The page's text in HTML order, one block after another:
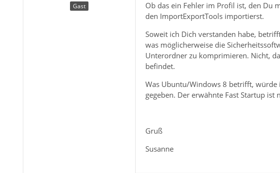
Gast
Ob das ein Fehler im Profil ist, den Du
den ImportExportTools importierst.
Soweit ich Dich verstanden habe,
was möglicherweise die
Unterordner zu komprimieren. Nicht,
befindet.
Was Ubuntu/Windows 8 betrifft, würde
gegeben. Der erwähnte Fast Startup
Gruß
Susanne